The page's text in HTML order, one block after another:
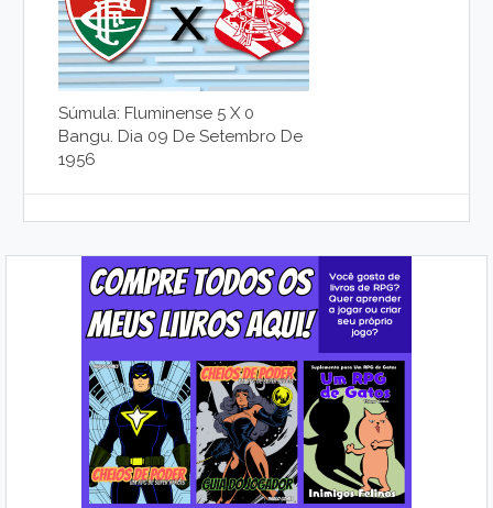
Súmula: Fluminense 5 X 0
Bangu. Dia 09 De Setembro De
1956